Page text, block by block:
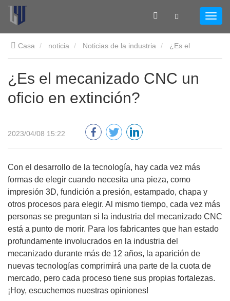
Casa noticia Noticias de la industria
¿Es el mecanizado CNC un
oficio en extinción?
2023/04/08 15:22
Con el desarrollo de la tecnología, hay cada vez más
formas de elegir cuando necesita una pieza, como
impresión 3D, fundición a presión, estampado, chapa y
otros procesos para elegir. Al mismo tiempo, cada vez más
personas se preguntan si la industria del mecanizado CNC
está a punto de morir. Para los fabricantes que han estado
profundamente involucrados en la industria del
mecanizado durante más de 12 años, la aparición de
nuevas tecnologías comprimirá una parte de la cuota de
mercado, pero cada proceso tiene sus propias fortalezas.
¡Hoy, escuchemos nuestras opiniones!